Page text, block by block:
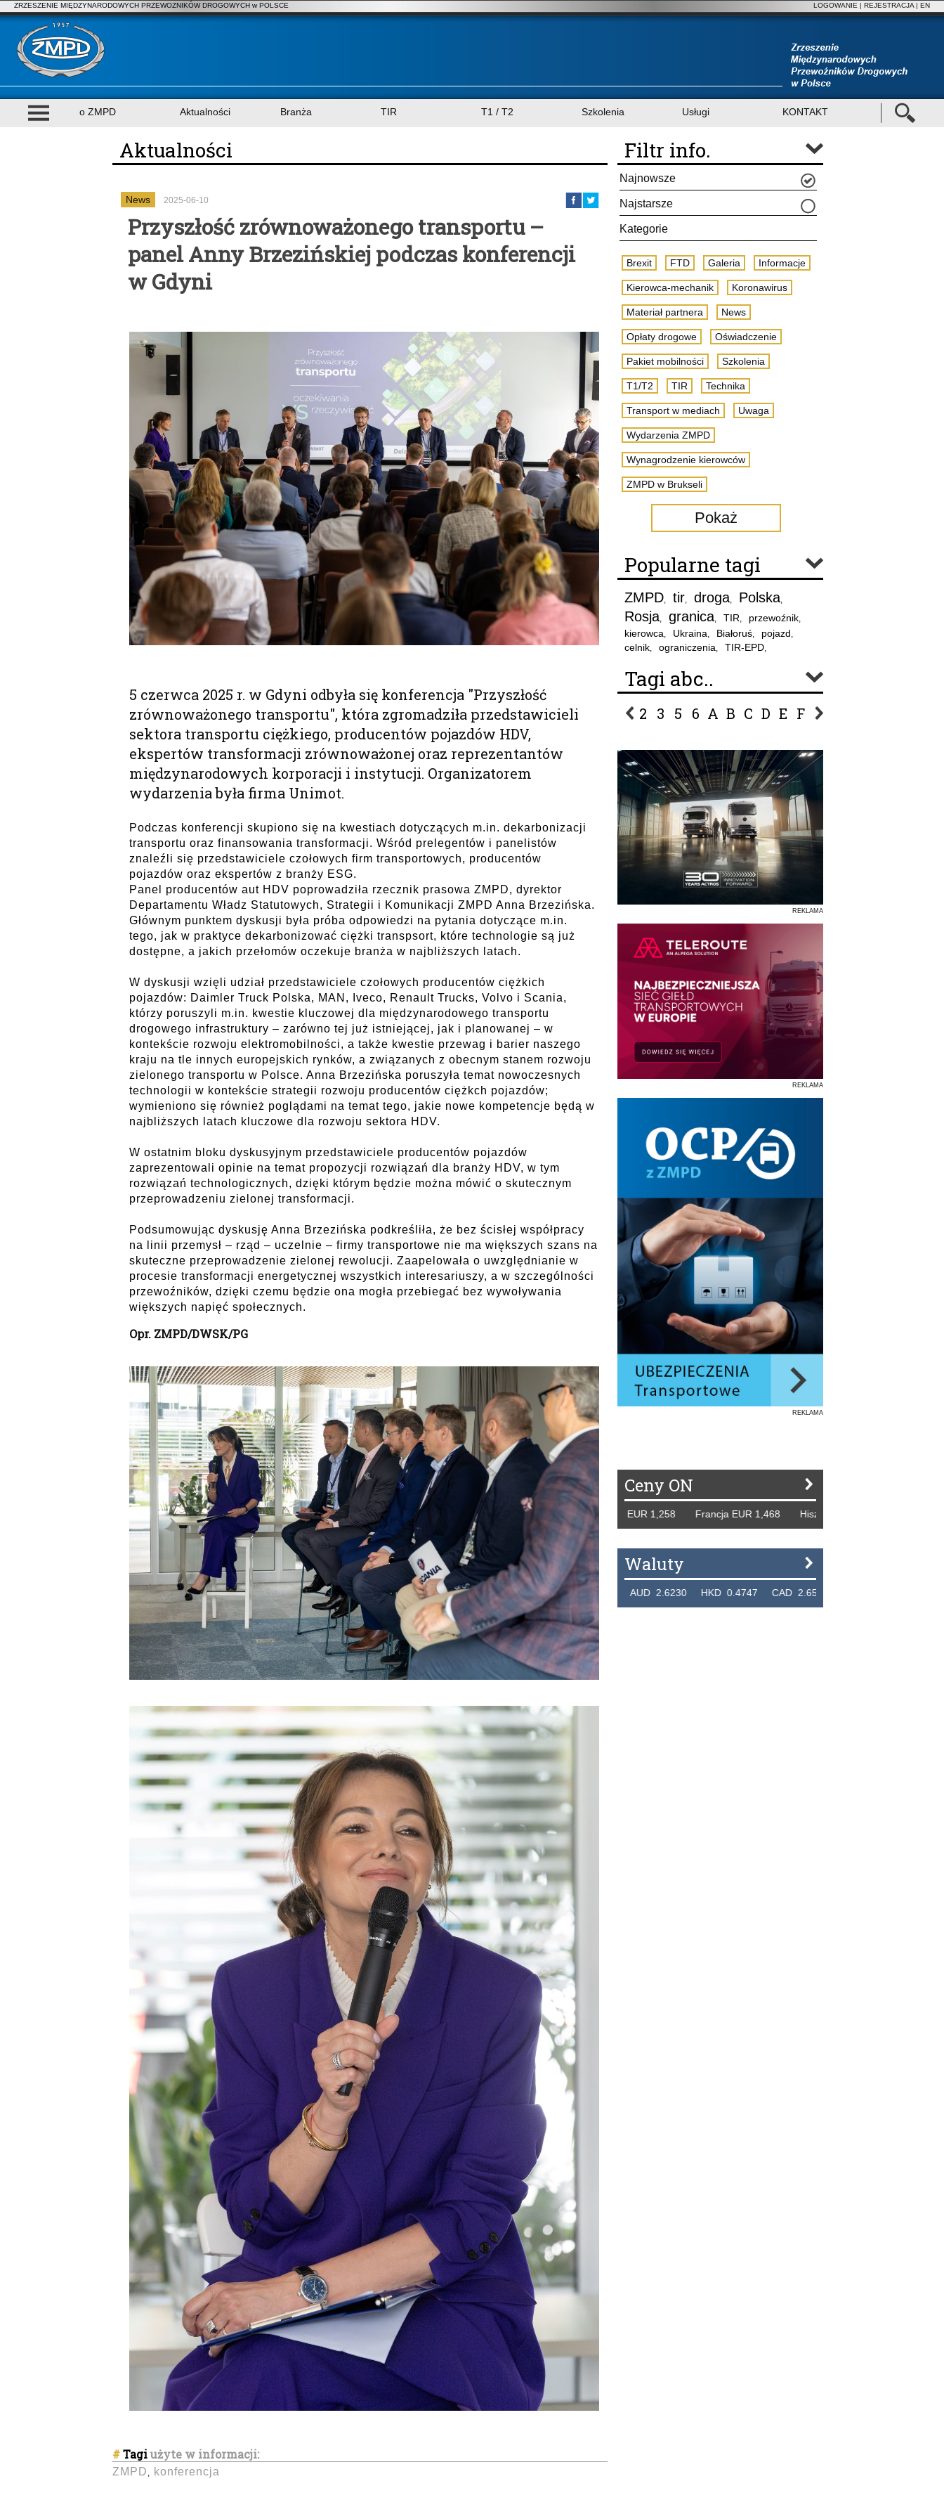
ZRZESZENIE MIĘDZYNARODOWYCH PRZEWOZNIKÓW DROGOWYCH w POLSCE LOGOWANIE | REJESTRACJA | EN
o ZMPD Aktualności Branża TIR T1 / T2 Szkolenia Usługi KONTAKT
Aktualności
News 2025-06-10
Przyszłość zrównoważonego transportu –
panel Anny Brzezińskiej podczas konferencji
w Gdyni
5 czerwca 2025 r. w Gdyni odbyła się konferencja "Przyszłość
zrównoważonego transportu", która zgromadziła przedstawicieli
sektora transportu ciężkiego, producentów pojazdów HDV,
ekspertów transformacji zrównoważonej oraz reprezentantów
międzynarodowych korporacji i instytucji. Organizatorem
wydarzenia była firma Unimot.
Podczas konferencji skupiono się na kwestiach dotyczących m.in. dekarbonizacji
transportu oraz finansowania transformacji. Wśród prelegentów i panelistów
znaleźli się przedstawiciele czołowych firm transportowych, producentów
pojazdów oraz ekspertów z branży ESG.
Panel producentów aut HDV poprowadziła rzecznik prasowa ZMPD, dyrektor
Departamentu Władz Statutowych, Strategii i Komunikacji ZMPD Anna Brzezińska.
Głównym punktem dyskusji była próba odpowiedzi na pytania dotyczące m.in.
tego, jak w praktyce dekarbonizować ciężki transpsort, które technologie są już
dostępne, a jakich przełomów oczekuje branża w najbliższych latach.
W dyskusji wzięli udział przedstawiciele czołowych producentów ciężkich
pojazdów: Daimler Truck Polska, MAN, Iveco, Renault Trucks, Volvo i Scania,
którzy poruszyli m.in. kwestie kluczowej dla międzynarodowego transportu
drogowego infrastruktury – zarówno tej już istniejącej, jak i planowanej – w
kontekście rozwoju elektromobilności, a także kwestie przewag i barier naszego
kraju na tle innych europejskich rynków, a związanych z obecnym stanem rozwoju
zielonego transportu w Polsce. Anna Brzezińska poruszyła temat nowoczesnych
technologii w kontekście strategii rozwoju producentów ciężkch pojazdów;
wymieniono się również poglądami na temat tego, jakie nowe kompetencje będą w
najbliższych latach kluczowe dla rozwoju sektora HDV.
W ostatnim bloku dyskusyjnym przedstawiciele producentów pojazdów
zaprezentowali opinie na temat propozycji rozwiązań dla branży HDV, w tym
rozwiązań technologicznych, dzięki którym będzie można mówić o skutecznym
przeprowadzeniu zielonej transformacji.
Podsumowując dyskusję Anna Brzezińska podkreśliła, że bez ścisłej współpracy
na linii przemysł – rząd – uczelnie – firmy transportowe nie ma większych szans na
skuteczne przeprowadzenie zielonej rewolucji. Zaapelowała o uwzględnianie w
procesie transformacji energetycznej wszystkich interesariuszy, a w szczególności
przewoźników, dzięki czemu będzie ona mogła przebiegać bez wywoływania
większych napięć społecznych.
Opr. ZMPD/DWSK/PG
#Tagiużyte w informacji:
ZMPD , konferencja
Filtr info.
Najnowsze
Najstarsze
Kategorie
Brexit FTD Galeria Informacje
Kierowca-mechanik Koronawirus
Materiał partnera News
Opłaty drogowe Oświadczenie
Pakiet mobilności Szkolenia
T1/T2 TIR Technika
Transport w mediach Uwaga
Wydarzenia ZMPD
Wynagrodzenie kierowców
ZMPD w Brukseli
Pokaż
Popularne tagi
ZMPD, tir, droga, Polska,
Rosja, granica, TIR, przewoźnik,
kierowca, Ukraina, Białoruś, pojazd,
celnik, ograniczenia, TIR-EPD,
Tagi abc..
2 3 5 6 A B C D E F G
REKLAMA
REKLAMA
REKLAMA
Ceny ON
Tydzień 42/2019 r. Niemcy EUR 1,258 Francja EUR 1,468 Hiszpania EUR 1,229 WB GBP
Waluty
THB 0.1126 USD 3.7236 AUD 2.6230 HKD 0.4747 CAD 2.6581 NZD 2.1889 SGD 2.9048